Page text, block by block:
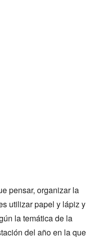
pensar, organizar la
utilizar papel y lápiz y
la temática de la
del año en la que